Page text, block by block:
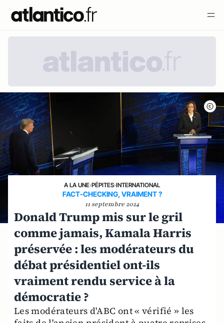
A LA UNE›PÉPITES›INTERNATIONAL
FACT-CHECKING, VRAIMENT ?
11 septembre 2024
Donald Trump mis sur le gril
comme jamais, Kamala Harris
préservée : les modérateurs du
débat présidentiel ont-ils
vraiment rendu service à la
démocratie ?
Les modérateurs d'ABC ont « vérifié » les